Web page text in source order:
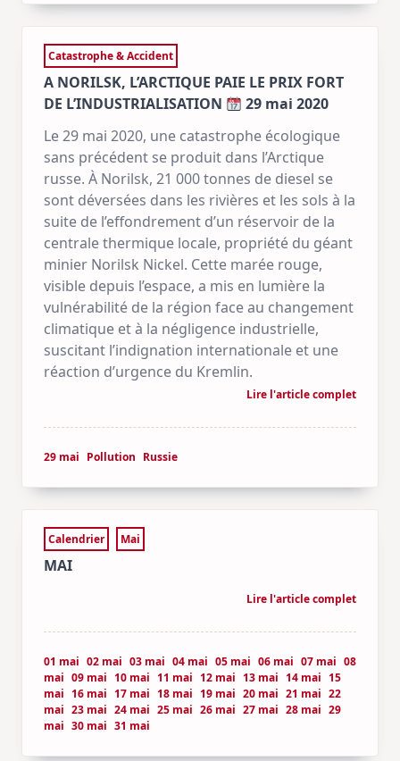
Catastrophe & Accident
A NORILSK, L’ARCTIQUE PAIE LE PRIX FORT
DE L’INDUSTRIALISATION
29 mai 2020
Le 29 mai 2020, une catastrophe écologique
sans précédent se produit dans l’Arctique
russe. À Norilsk, 21 000 tonnes de diesel se
sont déversées dans les rivières et les sols à la
suite de l’effondrement d’un réservoir de la
centrale thermique locale, propriété du géant
minier Norilsk Nickel. Cette marée rouge,
visible depuis l’espace, a mis en lumière la
vulnérabilité de la région face au changement
climatique et à la négligence industrielle,
suscitant l’indignation internationale et une
réaction d’urgence du Kremlin.
Lire l'article complet
29 mai Pollution Russie
Calendrier Mai
MAI
Lire l'article complet
01 mai 02 mai 03 mai 04 mai 05 mai 06 mai 07 mai 08
mai 09 mai 10 mai 11 mai 12 mai 13 mai 14 mai 15
mai 16 mai 17 mai 18 mai 19 mai 20 mai 21 mai 22
mai 23 mai 24 mai 25 mai 26 mai 27 mai 28 mai 29
mai 30 mai 31 mai